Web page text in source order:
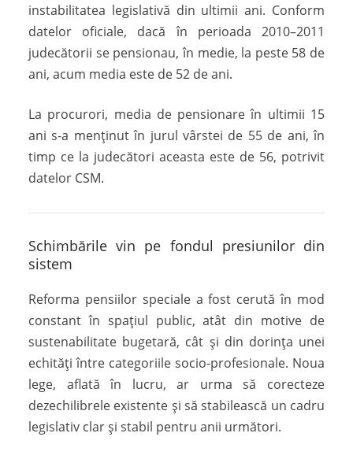
instabilitatea legislativă din ultimii ani. Conform
datelor oficiale, dacă în perioada 2010–2011
judecătorii se pensionau, în medie, la peste 58 de
ani, acum media este de 52 de ani.
La procurori, media de pensionare în ultimii 15
ani s-a menținut în jurul vârstei de 55 de ani, în
timp ce la judecători aceasta este de 56, potrivit
datelor CSM.
Schimbările vin pe fondul presiunilor din
sistem
Reforma pensiilor speciale a fost cerută în mod
constant în spațiul public, atât din motive de
sustenabilitate bugetară, cât și din dorința unei
echități între categoriile socio-profesionale. Noua
lege, aflată în lucru, ar urma să corecteze
dezechilibrele existente și să stabilească un cadru
legislativ clar și stabil pentru anii următori.